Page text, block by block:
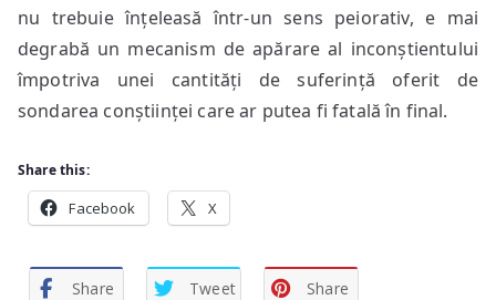
nu trebuie înțeleasă într-un sens peiorativ, e mai
degrabă un mecanism de apărare al inconștientului
împotriva unei cantități de suferință oferit de
sondarea conștiinței care ar putea fi fatală în final.
Share this:
Facebook X
Share Tweet Share